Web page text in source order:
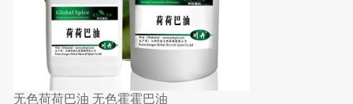
无色荷荷巴油 无色霍霍巴油